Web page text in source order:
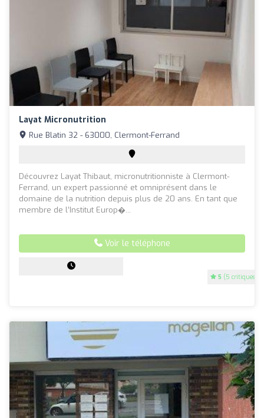
Layat Micronutrition
5 (5 critiques)
Rue Blatin 32 - 63000, Clermont-Ferrand
Découvrez Layat Thibaut, micronutritionniste à Clermont-
Ferrand, un expert passionné et omniprésent dans le
domaine de la nutrition depuis plus de 20 ans. En tant que
membre de l’Institut Europ�...
Voir le téléphone